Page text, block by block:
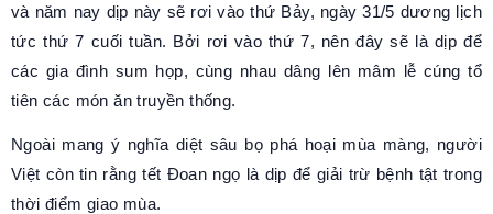
và năm nay dịp này sẽ rơi vào thứ Bảy, ngày 31/5 dương lịch
tức thứ 7 cuối tuần. Bởi rơi vào thứ 7, nên đây sẽ là dịp để
các gia đình sum họp, cùng nhau dâng lên mâm lễ cúng tổ
tiên các món ăn truyền thống.
Ngoài mang ý nghĩa diệt sâu bọ phá hoại mùa màng, người
Việt còn tin rằng tết Đoan ngọ là dịp để giải trừ bệnh tật trong
thời điểm giao mùa.